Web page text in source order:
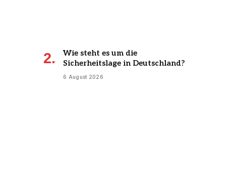
Wie steht es um die
Sicherheitslage in Deutschland?
6 August 2026